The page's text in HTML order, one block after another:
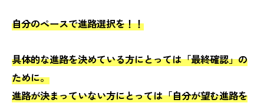
自分のペースで進路選択を！！
具体的な進路を決めている方にとっては「最終確認」の
ために。
進路が決まっていない方にとっては「自分が望む進路を